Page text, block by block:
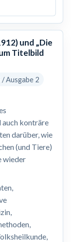
und „Die
Titelbild
Ausgabe 2
auch konträre
darüber, wie
(und Tiere)
wieder